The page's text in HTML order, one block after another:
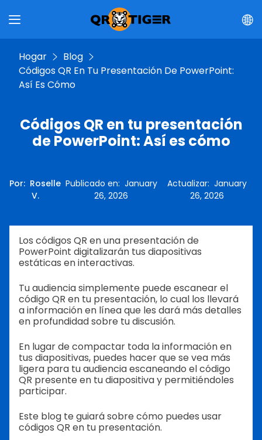
Hogar
Blog
Códigos QR En Tu Presentación De PowerPoint:
Así Es Cómo
Códigos QR en tu presentación
de PowerPoint: Así es cómo
Por: Roselle
V.
Publicado en: January
26, 2026
Actualizar:January
26, 2026
Los códigos QR en una presentación de
PowerPoint digitalizarán tus diapositivas
estáticas en interactivas.
Tu audiencia simplemente puede escanear el
código QR en tu presentación, lo cual los llevará
a información en línea que les dará más detalles
en profundidad sobre tu discusión.
En lugar de compactar toda la información en
tus diapositivas, puedes hacer que se vea más
ligera para tu audiencia escaneando el código
QR presente en tu diapositiva y permitiéndoles
participar.
Este blog te guiará sobre cómo puedes usar
códigos QR en tu presentación.